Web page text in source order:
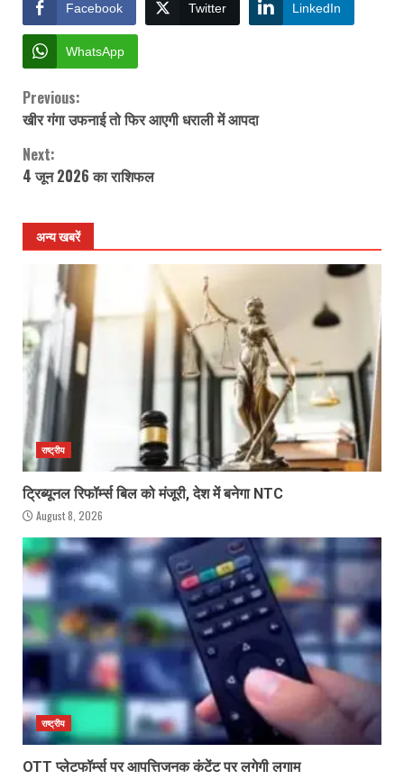
Facebook Twitter LinkedIn
WhatsApp
Continue
Reading
Previous:
खीर गंगा उफनाई तो फिर आएगी धराली में आपदा
Next:
4 जून 2026 का राशिफल
अन्य खबरें
राष्ट्रीय
ट्रिब्यूनल रिफॉर्म्स बिल को मंजूरी, देश में बनेगा NTC
August 8, 2026
राष्ट्रीय
OTT प्लेटफॉर्म्स पर आपत्तिजनक कंटेंट पर लगेगी लगाम